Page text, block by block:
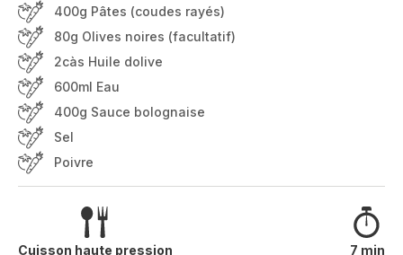
400g Pâtes (coudes rayés)
80g Olives noires (facultatif)
2càs Huile dolive
600ml Eau
400g Sauce bolognaise
Sel
Poivre
Cuisson haute pression 7 min